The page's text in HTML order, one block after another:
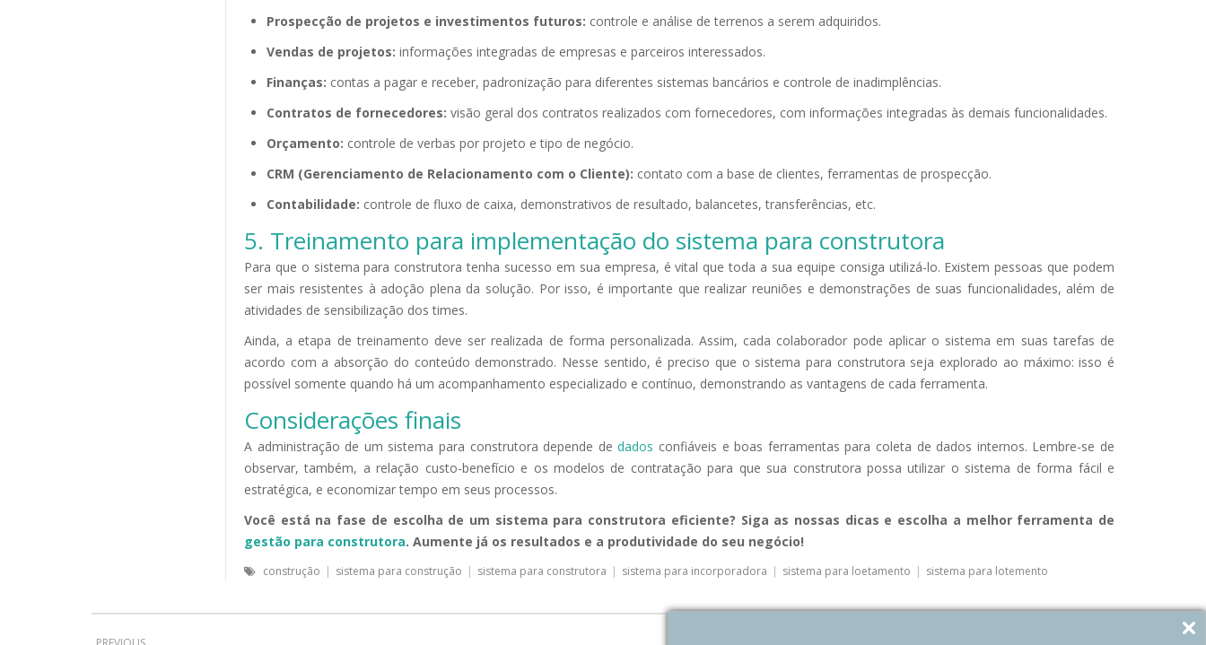
Prospecção de projetos e investimentos futuros: controle e análise de terrenos a serem adquiridos.
Vendas de projetos: informações integradas de empresas e parceiros interessados.
Finanças: contas a pagar e receber, padronização para diferentes sistemas bancários e controle de inadimplências.
Contratos de fornecedores: visão geral dos contratos realizados com fornecedores, com informações integradas às demais funcionalidades.
Orçamento: controle de verbas por projeto e tipo de negócio.
CRM (Gerenciamento de Relacionamento com o Cliente): contato com a base de clientes, ferramentas de prospecção.
Contabilidade: controle de fluxo de caixa, demonstrativos de resultado, balancetes, transferências, etc.
5. Treinamento para implementação do sistema para construtora
Para que o sistema para construtora tenha sucesso em sua empresa, é vital que toda a sua equipe consiga utilizá-lo. Existem pessoas que podem
ser mais resistentes à adoção plena da solução. Por isso, é importante que realizar reuniões e demonstrações de suas funcionalidades, além de
atividades de sensibilização dos times.
Ainda, a etapa de treinamento deve ser realizada de forma personalizada. Assim, cada colaborador pode aplicar o sistema em suas tarefas de
acordo com a absorção do conteúdo demonstrado. Nesse sentido, é preciso que o sistema para construtora seja explorado ao máximo: isso é
possível somente quando há um acompanhamento especializado e contínuo, demonstrando as vantagens de cada ferramenta.
Considerações finais
A administração de um sistema para construtora depende dedados confiáveis e boas ferramentas para coleta de dados internos. Lembre-se de
observar, também, a relação custo-benefício e os modelos de contratação para que sua construtora possa utilizar o sistema de forma fácil e
estratégica, e economizar tempo em seus processos.
Você está na fase de escolha de um sistema para construtora eficiente? Siga as nossas dicas e escolha a melhor ferramenta de
gestão para construtora. Aumente já os resultados e a produtividade do seu negócio!
construção | sistema para construção | sistema para construtora | sistema para incorporadora | sistema para loetamento | sistema para lotemento